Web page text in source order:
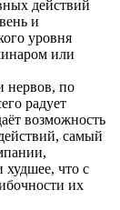
действий
и
уровня
или
нервов, по
радует
возможность
самый
худшее, что с
их